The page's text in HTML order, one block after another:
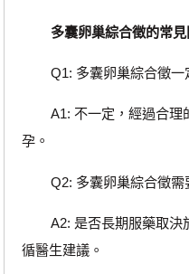
多囊卵巢綜合徵的常
Q1: 多囊卵巢綜合徵一
A1: 不一定，經過合理
孕。
Q2: 多囊卵巢綜合徵需
A2: 是否長期服藥取決
循醫生建議。